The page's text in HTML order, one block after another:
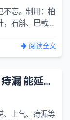
不忘。制用：柏
，石斛、巴戟天
阅读全文
菖蒲膏秘方 主治症癖 效逆 上气 痔漏 能延年益寿 耳目聪明
、上气、痔漏等